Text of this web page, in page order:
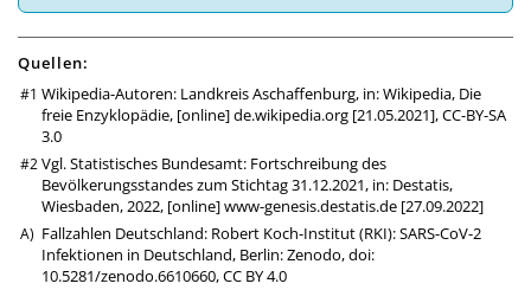
Quellen:
Wikipedia-Autoren: Landkreis Aschaffenburg, in: Wikipedia, Die
freie Enzyklopädie, [online]de.wikipedia.org[21.05.2021],CC-BY-SA
3.0
Vgl. Statistisches Bundesamt: Fortschreibung des
Bevölkerungsstandes zum Stichtag 31.12.2021, in: Destatis,
Wiesbaden, 2022, [online]www-genesis.destatis.de[27.09.2022]
Fallzahlen Deutschland: Robert Koch-Institut (RKI): SARS-CoV-2
Infektionen in Deutschland, Berlin: Zenodo,doi:
10.5281/zenodo.6610660,CC BY 4.0